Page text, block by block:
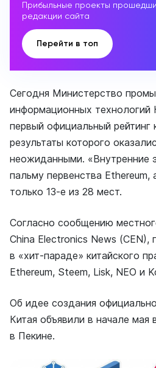
Прибыльные проекты
редакции сайта
Перейти в топ
Сегодня Министерство
информационных
первый официальный рейтинг
результаты которого
неожиданными. «Внутренние
пальму первенства Ethereum,
только 13-е из 28 мест.
Согласно сообщению
China Electronics News (CEN),
в «хит-параде» китайского
Ethereum, Steem, Lisk, NEO и
Об идее создания
Китая объявили в начале мая
в Пекине.